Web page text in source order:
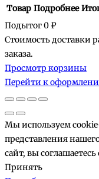
Товары
в
корзине
Товар Подробнее
Подытог0 ₽
Стоимость доставки
заказа.
Просмотр корзины
Перейти к
Мы используем
представления
сайт, вы
Принять